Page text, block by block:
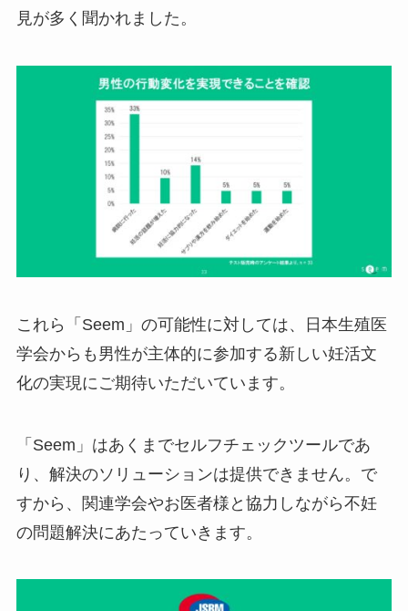
見が多く聞かれました。
これら「Seem」の可能性に対しては、日本生殖医
学会からも男性が主体的に参加する新しい妊活文
化の実現にご期待いただいています。
「Seem」はあくまでセルフチェックツールであ
り、解決のソリューションは提供できません。で
すから、関連学会やお医者様と協力しながら不妊
の問題解決にあたっていきます。